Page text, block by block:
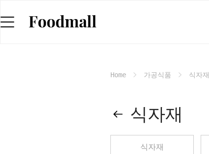
Home 가공식품 식자재
식자재
식자재